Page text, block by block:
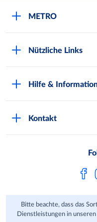
METRO
Presse
Nützliche Links
Hilfe &
Kundenfeedback
Kontakt
Bitte beachte, dass das
Dienstleistungen in